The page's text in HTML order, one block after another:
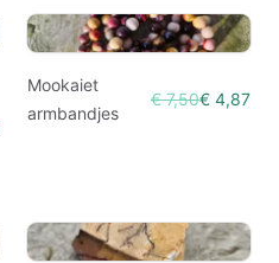
Mookaiet
armbandjes
€ 7,50€ 4,87